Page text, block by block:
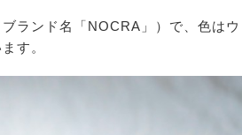
ランド名「NOCRA」）で、色はウ
す。